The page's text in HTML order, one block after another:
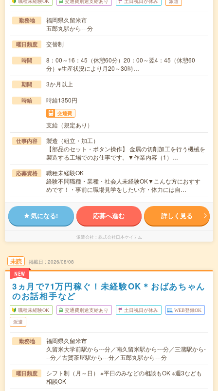
職種未経験OK 交通費別途支給あり 土日祝日が休み 派遣
勤務地
福岡県久留米市
五郎丸駅から---分
曜日頻度 交替制
時間
8：00～16：45（休憩60分）20：00～翌4：45（休憩60
分）※生産状況により月20～30時…
期間 3か月以上
時給 時給1350円
交通費
支給（規定あり）
仕事内容
製造（組立・加工）
【部品のセット・ボタン操作】 金属の切削加工を行う機械を
製造する工場でのお仕事です。▼作業内容（1）…
応募資格
職種未経験OK
経験不問職種・業種・社会人未経験OK▼こんな方におすす
めです！・事前に職場見学をしたい方・体力には自…
気になる! 応募へ進む 詳しく見る
派遣会社 株式会社日本ケイテム
未読
NEW
掲載日 2026/08/08
3ヵ月で71万円稼ぐ！未経験OK＊おばあちゃん
のお話相手など
職種未経験OK 交通費別途支給あり 土日祝日が休み WEB登録OK
派遣
勤務地
福岡県久留米市
久留米大学前駅から---分／南久留米駅から---分／三潴駅から-
--分／古賀茶屋駅から---分／五郎丸駅から---分
曜日頻度
シフト制（月～日） ※平日のみなどの相談もOK ※週3なども
相談OK